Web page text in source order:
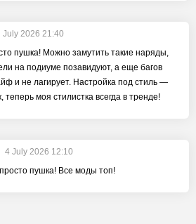
July 2026 21:40
пушка! Можно замутить такие наряды,
на подиуме позавидуют, а еще багов
и не лагирует. Настройка под стиль —
теперь моя стилистка всегда в тренде!
4 July 2026 12:10
пушка! Все моды топ!